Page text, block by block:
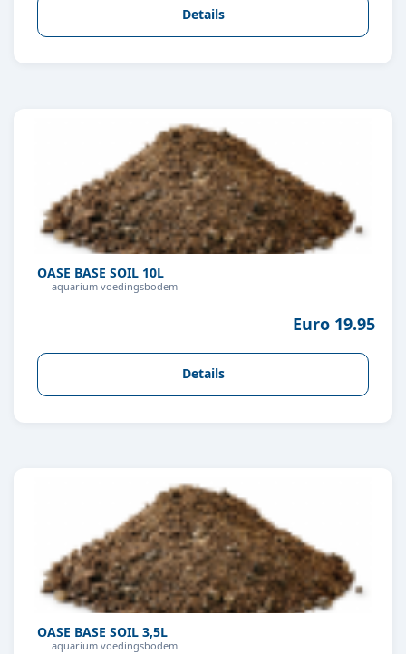
Details
OASE BASE SOIL 10L
aquarium voedingsbodem
Euro 19.95
Details
OASE BASE SOIL 3,5L
aquarium voedingsbodem